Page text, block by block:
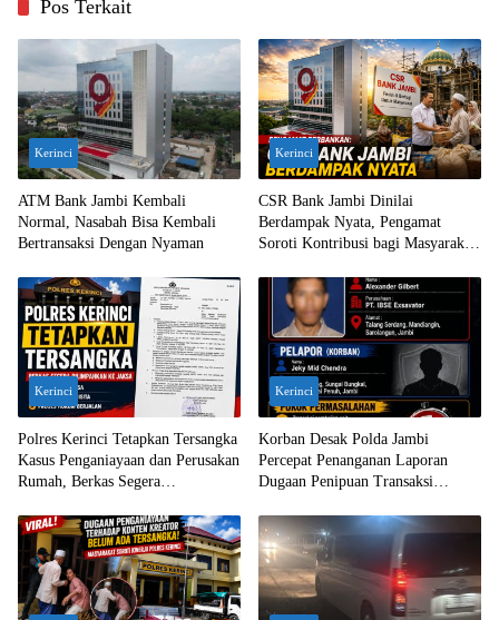
Pos Terkait
Kerinci
ATM Bank Jambi Kembali
Normal, Nasabah Bisa Kembali
Bertransaksi Dengan Nyaman
Kerinci
CSR Bank Jambi Dinilai
Berdampak Nyata, Pengamat
Soroti Kontribusi bagi Masyarakat
Kerinci
Polres Kerinci Tetapkan Tersangka
Kasus Penganiayaan dan Perusakan
Rumah, Berkas Segera
Kerinci
Korban Desak Polda Jambi
Percepat Penanganan Laporan
Dugaan Penipuan Transaksi